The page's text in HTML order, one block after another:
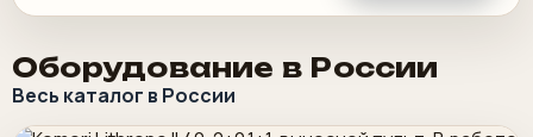
Оборудование в России
Весь каталог в России